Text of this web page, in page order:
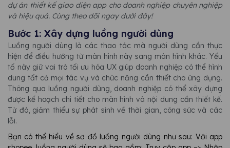
dự án thiết kế giao diện app cho doanh nghiệp chuyên nghiệp
và hiệu quả. Cùng theo dõi ngay dưới đây!
Bước 1: Xây dựng luồng người dùng
Luồng người dùng là các thao tác mà người dùng cần thực
hiện để điều hướng từ màn hình này sang màn hình khác. Yếu
tố này giữ vai trò tối ưu hóa UX giúp doanh nghiệp có thể hình
dung tất cả mọi tác vụ và chức năng cần thiết cho ứng dụng.
Thông qua luồng người dùng, doanh nghiệp có thể xây dựng
được kế hoạch chi tiết cho màn hình và nội dung cần thiết kế.
Từ đó, giảm thiểu sự phát sinh về thời gian, công sức và các
lỗi.
Bạn có thể hiểu về sơ đồ luồng người dùng như sau: Với app